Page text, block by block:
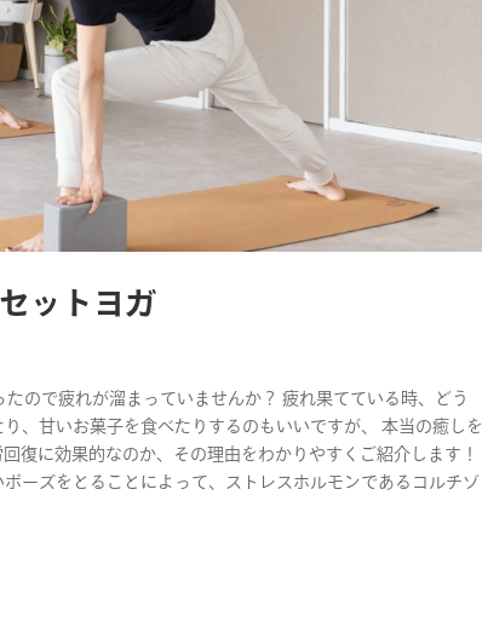
ットヨガ
ので疲れが溜まっていませんか？ 疲れ果てている時、どう
、甘いお菓子を食べたりするのもいいですが、 本当の癒しを
復に効果的なのか、その理由をわかりやすくご紹介します！
ーズをとることによって、ストレスホルモンであるコルチゾ